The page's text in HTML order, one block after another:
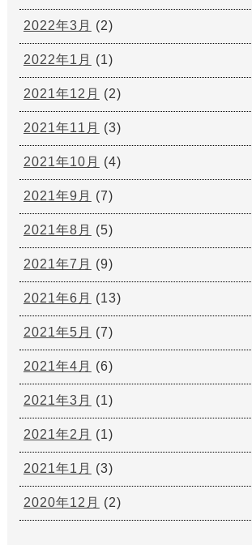
2022年3月 (2)
2022年1月 (1)
2021年12月 (2)
2021年11月 (3)
2021年10月 (4)
2021年9月 (7)
2021年8月 (5)
2021年7月 (9)
2021年6月 (13)
2021年5月 (7)
2021年4月 (6)
2021年3月 (1)
2021年2月 (1)
2021年1月 (3)
2020年12月 (2)